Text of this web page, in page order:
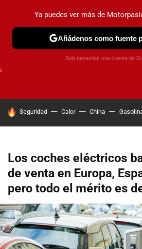
GUÍAS DE COMPRA OFERTAS DE
HOY SE HABLA DE
Seguridad Calor China
Los coches eléctricos
de venta en Europa,
pero todo el mérito es
Ya puedes ver más de
Añádenos como fuente
Solo necesitas una cuenta de